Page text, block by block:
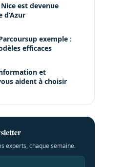
est devenue
d’Azur
exemple :
efficaces
et
aident à choisir
experts, chaque semaine.